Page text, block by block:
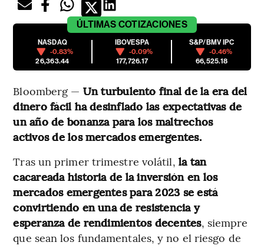
ÚLTIMAS COTIZACIONES
NASDAQ
-0.83%
26,363.44
IBOVESPA
-0.09%
177,726.17
S&P/BMV IPC
-0.46%
66,525.18
Bloomberg — Un turbulento final de la era del
dinero fácil ha desinflado las expectativas de
un año de bonanza para los maltrechos
activos de los mercados emergentes.
Tras un primer trimestre volátil, la tan
cacareada historia de la inversión en los
mercados emergentes para 2023 se está
convirtiendo en una de resistencia y
esperanza de rendimientos decentes, siempre
que sean los fundamentales, y no el riesgo de